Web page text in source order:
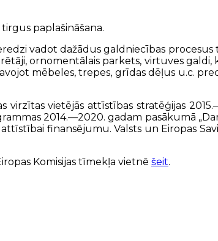
paplašināšana.
vadot dažādus galdniecības
ornomentālais parkets, virtuves
mēbeles, trepes, grīdas dēļus u.c.
vietējās attīstības stratēģijas
2014.—2020. gadam pasākumā
finansējumu. Valsts un Eiropas
Komisijas tīmekļa vietnē šeit.